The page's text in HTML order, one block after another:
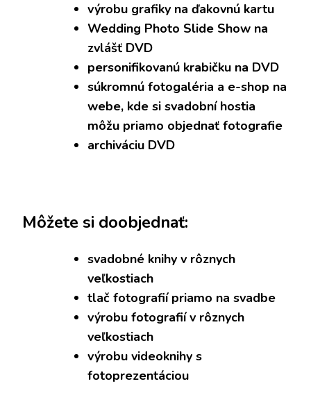
výrobu grafiky na ďakovnú kartu
Wedding Photo Slide Show na
zvlášť DVD
personifikovanú krabičku na DVD
súkromnú fotogaléria a e-shop na
webe, kde si svadobní hostia
môžu priamo objednať fotografie
archiváciu DVD
Môžete si doobjednať:
svadobné knihy v rôznych
veľkostiach
tlač fotografií priamo na svadbe
výrobu fotografií v rôznych
veľkostiach
výrobu videoknihy s
fotoprezentáciou